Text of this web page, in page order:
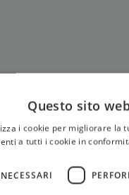
Questo sito
i cookie per migliorare la
a tutti i cookie in